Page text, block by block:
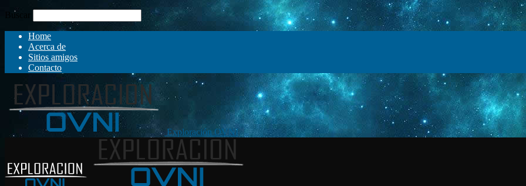
Buscar
Home
Acerca de
Sitios amigos
Contacto
Exploración OVNI